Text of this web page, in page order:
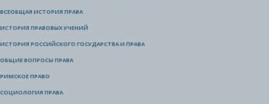
ВСЕОБЩАЯ ИСТОРИЯ ПРАВА
ИСТОРИЯ ПРАВОВЫХ УЧЕНИЙ
ИСТОРИЯ РОССИЙСКОГО ГОСУДАРСТВА И ПРАВА
ОБЩИЕ ВОПРОСЫ ПРАВА
РИМСКОЕ ПРАВО
СОЦИОЛОГИЯ ПРАВА